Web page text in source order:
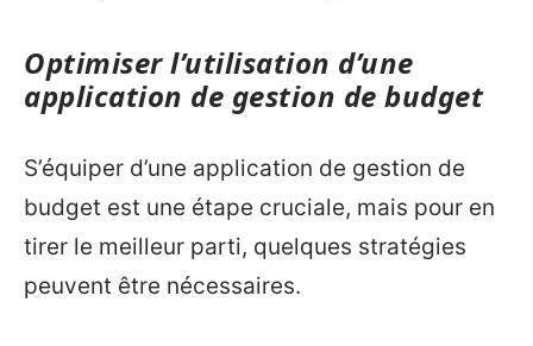
Optimiser l’utilisation d’une
application de gestion de budget
S’équiper d’une application de gestion de
budget est une étape cruciale, mais pour en
tirer le meilleur parti, quelques stratégies
peuvent être nécessaires.